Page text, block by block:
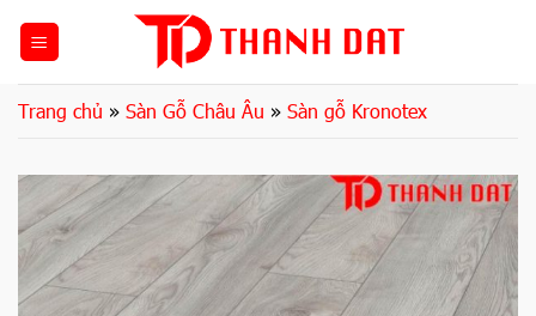
dungTrang chủ » Sàn Gỗ Châu Âu » Sàn gỗ Kronotex